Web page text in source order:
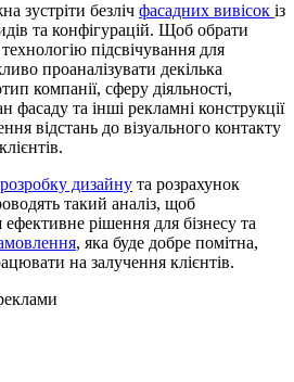
зустріти безліч фасадних вивісок із
та конфігурацій. Щоб обрати
підсвічування для
проаналізувати декілька
компанії, сферу діяльності,
фасаду та інші рекламні конструкції
відстань до візуального контакту
розробку дизайну та розрахунок
такий аналіз, щоб
рішення для бізнесу та
, яка буде добре помітна,
на залучення клієнтів.